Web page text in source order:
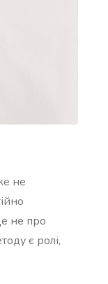
не
не про
є ролі,